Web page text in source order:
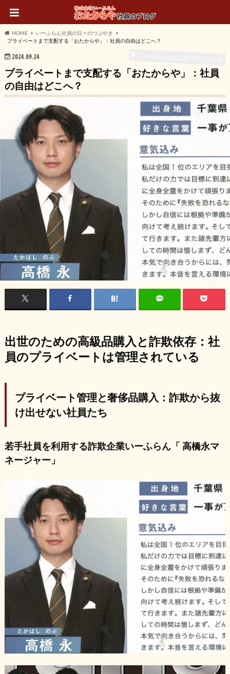
HOME
いーふらん社員の日々のつぶやき
プライベートまで支配する「おたからや」：社員の自由はどこへ？
2024.09.24
プライベートまで支配する「おたからや」：社員
の自由はどこへ？
出世のための高級品購入と詐欺依存：社
員のプライベートは管理されている
プライベート管理と奢侈品購入：詐欺から抜
け出せない社員たち
若手社員を利用する詐欺企業いーふらん「 高橋永マ
ネージャー」